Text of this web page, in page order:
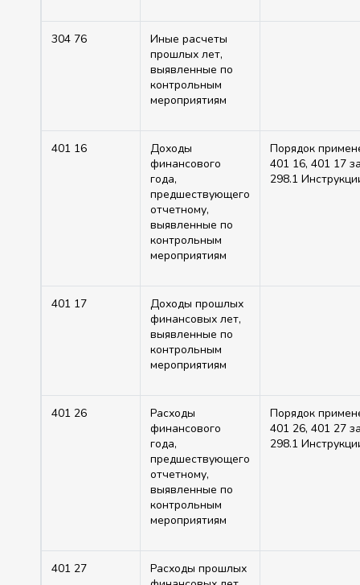
304 76
Иные расчеты
прошлых лет,
выявленные по
контрольным
мероприятиям
401 16
Доходы
финансового
года,
предшествующего
отчетному,
выявленные по
контрольным
мероприятиям
Порядок
401 16, 401 17
298.1
401 17
Доходы прошлых
финансовых лет,
выявленные по
контрольным
мероприятиям
401 26
Расходы
финансового
года,
предшествующего
отчетному,
выявленные по
контрольным
мероприятиям
Порядок
401 26, 401 27
298.1
401 27
Расходы прошлых